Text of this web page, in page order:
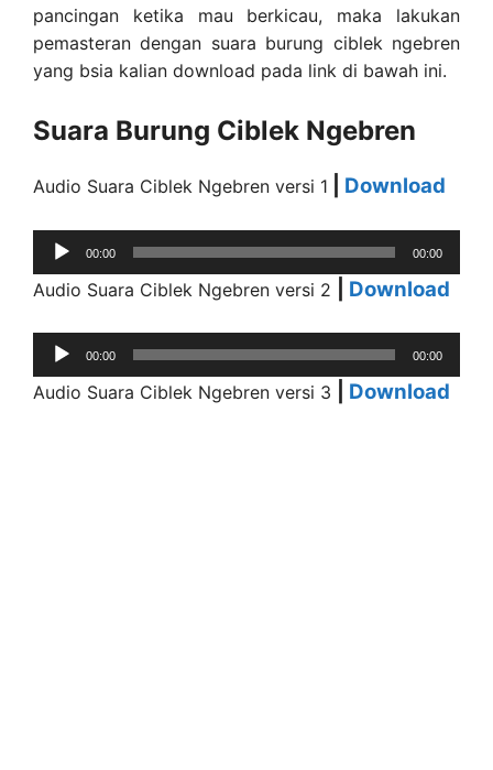
pancingan ketika mau berkicau, maka lakukan
pemasteran dengan suara burung ciblek ngebren
yang bsia kalian download pada link di bawah ini.
Suara Burung Ciblek Ngebren
Audio Suara Ciblek Ngebren versi 1 Download
Audio
Player
00:00 00:00
Audio Suara Ciblek Ngebren versi 2 Download
Audio
Player
00:00 00:00
Audio Suara Ciblek Ngebren versi 3 Download